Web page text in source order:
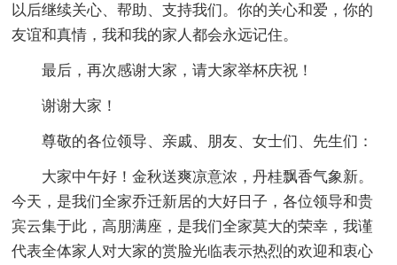
以后继续关心、帮助、支持我们。你的关心和爱，你的
友谊和真情，我和我的家人都会永远记住。
最后，再次感谢大家，请大家举杯庆祝！
谢谢大家！
尊敬的各位领导、亲戚、朋友、女士们、先生们：
大家中午好！金秋送爽凉意浓，丹桂飘香气象新。
今天，是我们全家乔迁新居的大好日子，各位领导和贵
宾云集于此，高朋满座，是我们全家莫大的荣幸，我谨
代表全体家人对大家的赏脸光临表示热烈的欢迎和衷心